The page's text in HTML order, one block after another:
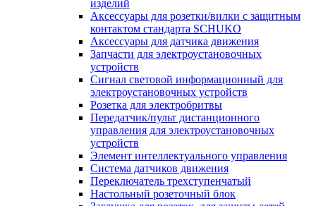
изделий
Аксессуары для розетки/вилки с защитным
контактом стандарта SCHUKO
Аксессуары для датчика движения
Запчасти для электроустановочных
устройств
Сигнал световой информационный для
электроустановочных устройств
Розетка для электробритвы
Передатчик/пульт дистанционного
управления для электроустановочных
устройств
Элемент интеллектуального управления
Система датчиков движения
Переключатель трехступенчатый
Настольный розеточный блок